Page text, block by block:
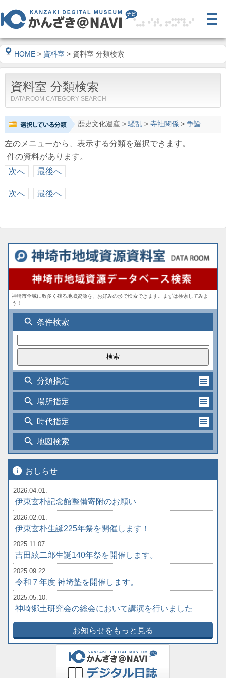
HOME > 資料室 > 資料室 分類検索
資料室 分類検索
DATAROOM CATEGORY SEARCH
歴史文化遺産>騒乱> 寺社関係> 争論
左のメニューから、表示する分類を選択できます。
件の資料があります。
次へ
最後へ
次へ 最後へ
神埼市全域に数多く残る地域資源を、お好みの形で検索できます。まずは検索してみよ
う！
search 条件検索
search 分類指定
search 場所指定
search 時代指定
search 地図検索
info おしらせ
2026.04.01.
伊東玄朴記念館整備寄附のお願い
2026.02.01.
伊東玄朴生誕225年祭を開催します！
2025.11.07.
吉田絃二郎生誕140年祭を開催します。
2025.09.22.
令和７年度 神埼塾を開催します。
2025.05.10.
神埼郷土研究会の総会において講演を行いました
お知らせをもっと見る